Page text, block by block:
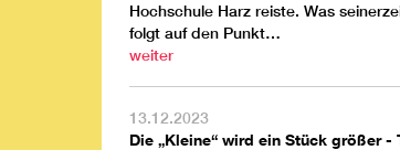
Hochschule Harz reiste. Was
folgt auf den Punkt…
weiter
13.12.2023
Die „Kleine“ wird ein Stück größer